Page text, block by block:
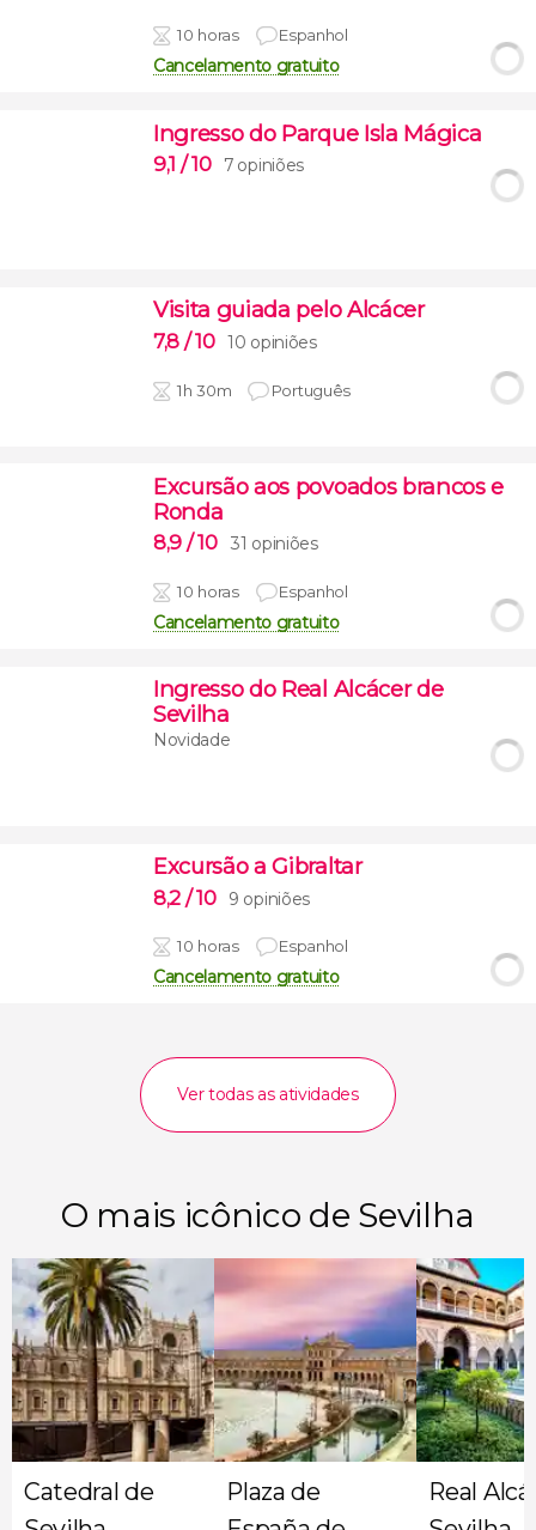
10 horas Espanhol
Cancelamento gratuito
Ingresso do Parque Isla Mágica
9,1 / 10 7 opiniões
Visita guiada pelo Alcácer
7,8 / 10 10 opiniões
1h 30m Português
Excursão aos povoados brancos e
Ronda
8,9 / 10 31 opiniões
10 horas Espanhol
Cancelamento gratuito
Ingresso do Real Alcácer de
Sevilha
Novidade
Excursão a Gibraltar
8,2 / 10 9 opiniões
10 horas Espanhol
Cancelamento gratuito
Ver todas as atividades
O mais icônico de Sevilha
Catedral de
Plaza de
Real